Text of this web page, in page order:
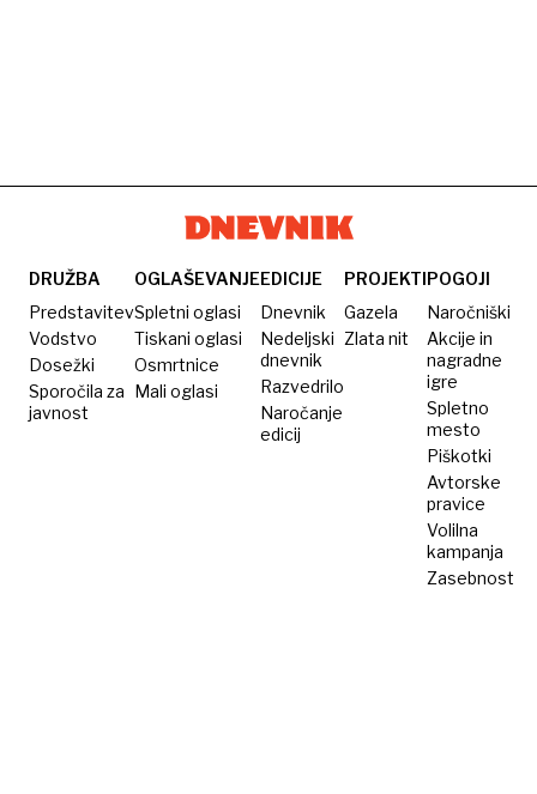
DRUŽBA
Predstavitev
Vodstvo
Dosežki
Sporočila za
javnost
OGLAŠEVANJE
Spletni oglasi
Tiskani oglasi
Osmrtnice
Mali oglasi
EDICIJE
Dnevnik
Nedeljski
dnevnik
Razvedrilo
Naročanje
edicij
PROJEKTI
Gazela
Zlata nit
POGOJI
Naročniški
Akcije in
nagradne
igre
Spletno
mesto
Piškotki
Avtorske
pravice
Volilna
kampanja
Zasebnost